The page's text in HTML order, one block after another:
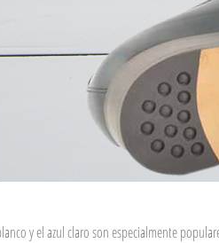
y el azul claro son especialmente